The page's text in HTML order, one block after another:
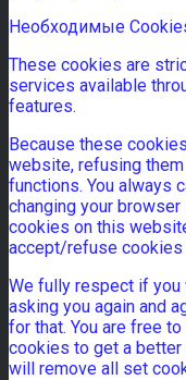
Необходимые
These cookies are
services available
features.
Because these
website, refusing
functions. You always
changing your
cookies on this
accept/refuse cookies
We fully respect if
asking you again and
for that. You are free
cookies to get a
will remove all set